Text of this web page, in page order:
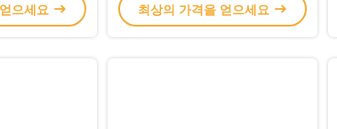
으세요
최상의 가격을 얻으세요